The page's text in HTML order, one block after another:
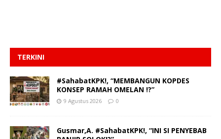
TERKINI
#SahabatKPK!, “MEMBANGUN KOPDES
KONSEP RAMAH OMELAN !?”
9 Agustus 2026 0
Gusmar,A. #SahabatKPK!, “INI SI PENYEBAB